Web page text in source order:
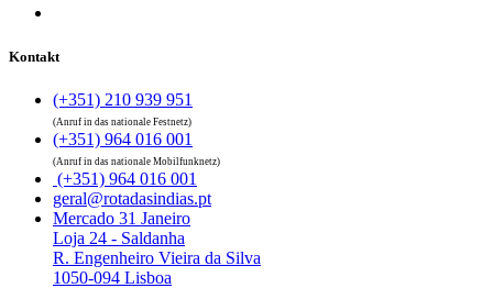
Kontakt
(+351) 210 939 951
(Anruf in das nationale Festnetz)
(+351) 964 016 001
(Anruf in das nationale Mobilfunknetz)
(+351) 964 016 001
geral@rotadasindias.pt
Mercado 31 Janeiro
Loja 24 - Saldanha
R. Engenheiro Vieira da Silva
1050-094 Lisboa